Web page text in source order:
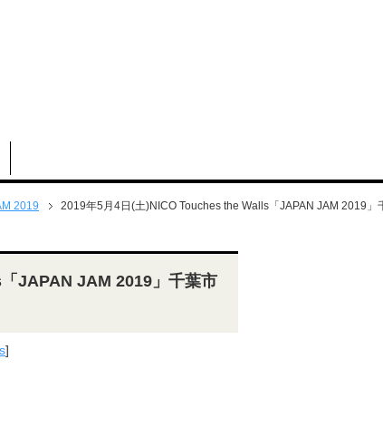
2019
2019年5月4日(土)NICO Touches the Walls「JAPAN JAM 2019」
JAPAN JAM 2019」千葉市
]